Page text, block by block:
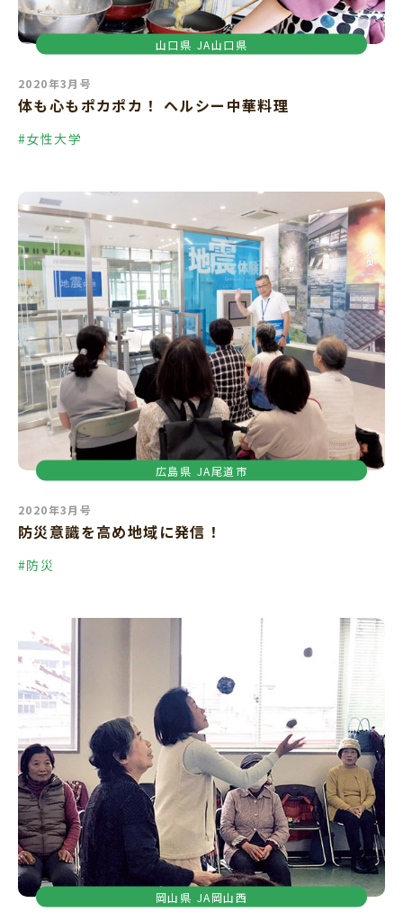
山口県 JA山口県
2020年3月号
体も心もポカポカ！ ヘルシー中華料理
#女性大学
広島県 JA尾道市
2020年3月号
防災意識を高め地域に発信！
#防災
岡山県 JA岡山西